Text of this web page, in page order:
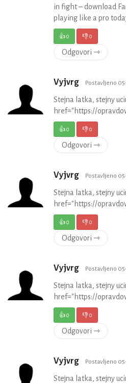
in fight – download
playing like a pro
👍0 👎0
Odgovori ⇾
Vyjvrg Postavljeno
Stejna latka, stejny
href="https://
👍0 👎0
Odgovori ⇾
Vyjvrg Postavljeno
Stejna latka, stejny
href="https://
👍0 👎0
Odgovori ⇾
Vyjvrg Postavljeno
Stejna latka, stejny
href="https://
👍0 👎0
Odgovori ⇾
Vyjvrg Postavljeno
Stejna latka, stejny